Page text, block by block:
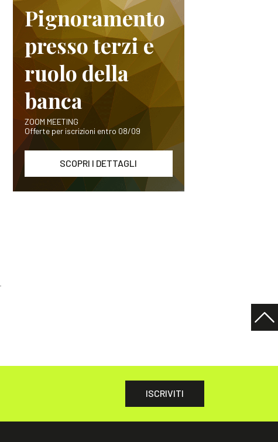
Pignoramento
presso terzi e
ruolo della
banca
ZOOM MEETING
Offerte per iscrizioni entro 08/09
SCOPRI I DETTAGLI
ISCRIVITI